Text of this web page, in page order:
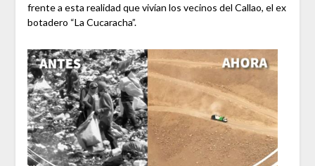
frente a esta realidad que vivían los vecinos del Callao, el ex
botadero “La Cucaracha”.